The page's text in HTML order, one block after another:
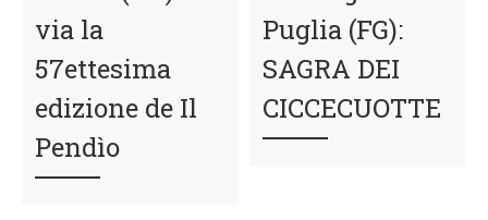
via la
57ettesima
edizione de Il
Pendìo
Puglia (FG):
SAGRA DEI
CICCECUOTTE